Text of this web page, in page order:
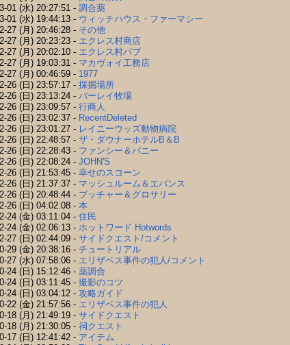
01 (水) 20:27:51 -調合薬
01 (水) 19:44:13 - ウィッチハウス・ファーマシー
27 (月) 20:46:28 - その他
27 (月) 20:23:23 - エクレス村商店
27 (月) 20:02:10 - エクレス村パブ
27 (月) 19:03:31 - マカヴォイ工務店
27 (月) 00:46:59 - 1977
26 (日) 23:57:17 -採掘場所
26 (日) 23:13:24 -バーレイ牧場
26 (日) 23:09:57 -行商人
26 (日) 23:02:37 - RecentDeleted
26 (日) 23:01:27 - レイニーウッズ動物病院
26 (日) 22:48:57 -ザ・ダウナーホテルB＆B
26 (日) 22:28:43 - ファンシー＆バニー
26 (日) 22:08:24 -JOHN'S
26 (日) 21:53:45 -幸せのスコーン
26 (日) 21:37:37 - マッシュルーム＆エバンス
26 (日) 20:48:44 - ブッチャー＆グロサリー
26 (日) 04:02:08 -本
24 (金) 03:11:04 -住民
24 (金) 02:06:13 - ホットワード Hotwords
27 (日) 02:44:09 -サイドクエスト/コメント
29 (金) 20:38:16 -チュートリアル
27 (水) 07:58:06 - エリザベス事件の犯人/コメント
24 (日) 15:12:46 -薬調合
24 (日) 03:11:45 -撮影のコツ
24 (日) 03:04:12 -攻略ガイド
22 (金) 21:57:56 - エリザベス事件の犯人
18 (月) 21:49:19 -サイドクエスト
18 (月) 21:30:05 -祠クエスト
17 (日) 12:41:42 - アイテム